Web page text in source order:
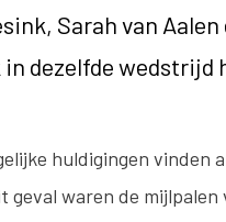
Sarah van
in dezelfde wedstrijd
huldigingen vinden
geval waren de mijlpalen